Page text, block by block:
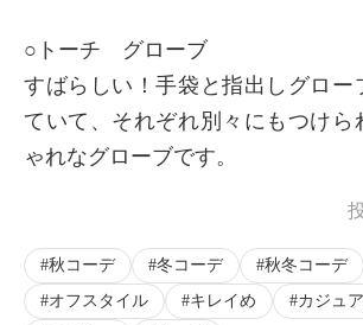
○トーチ グローブ
すばらしい！手袋と指出しグロー
ていて、それぞれ別々にもつけら
ゃれなグローブです。
秋コーデ 冬コーデ 秋冬コーデ
オフスタイル
キレイめ カジュ